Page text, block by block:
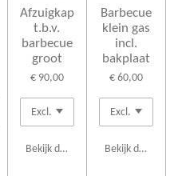
Afzuigkap
t.b.v.
barbecue
groot
€ 90,00
Bekijk details
Barbecue
klein gas
incl.
bakplaat
€ 60,00
Bekijk details